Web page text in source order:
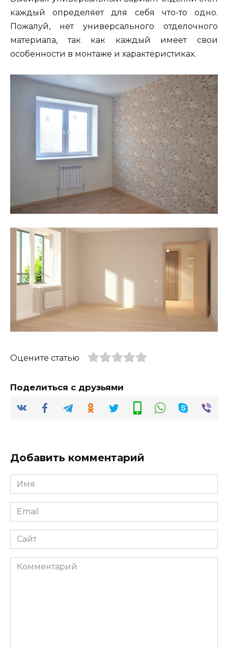
каждый определяет для себя что-то одно.
Пожалуй, нет универсального отделочного
материала, так как каждый имеет свои
особенности в монтаже и характеристиках.
Оцените статью
Поделиться с друзьями
Добавить комментарий
Имя
*
Email
*
Сайт
Комментарий